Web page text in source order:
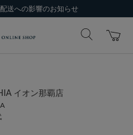
送への影響のお知らせ
イオン那覇店